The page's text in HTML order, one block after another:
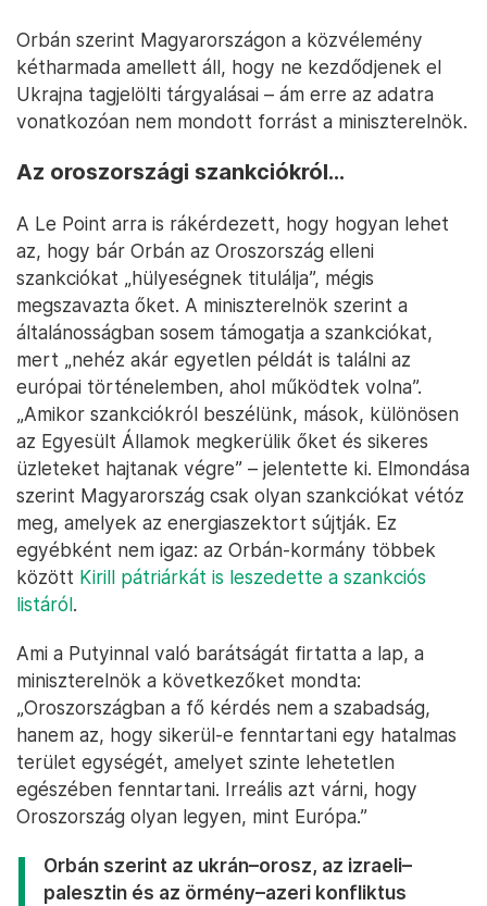
Orbán szerint Magyarországon a közvélemény
kétharmada amellett áll, hogy ne kezdődjenek el
Ukrajna tagjelölti tárgyalásai – ám erre az adatra
vonatkozóan nem mondott forrást a miniszterelnök.
Az oroszországi szankciókról…
A Le Point arra is rákérdezett, hogy hogyan lehet
az, hogy bár Orbán az Oroszország elleni
szankciókat „hülyeségnek titulálja”, mégis
megszavazta őket. A miniszterelnök szerint a
általánosságban sosem támogatja a szankciókat,
mert „nehéz akár egyetlen példát is találni az
európai történelemben, ahol működtek volna”.
„Amikor szankciókról beszélünk, mások, különösen
az Egyesült Államok megkerülik őket és sikeres
üzleteket hajtanak végre” – jelentette ki. Elmondása
szerint Magyarország csak olyan szankciókat vétóz
meg, amelyek az energiaszektort sújtják. Ez
egyébként nem igaz: az Orbán-kormány többek
között Kirill pátriárkát is leszedette a szankciós
listáról.
Ami a Putyinnal való barátságát firtatta a lap, a
miniszterelnök a következőket mondta:
„Oroszországban a fő kérdés nem a szabadság,
hanem az, hogy sikerül-e fenntartani egy hatalmas
terület egységét, amelyet szinte lehetetlen
egészében fenntartani. Irreális azt várni, hogy
Oroszország olyan legyen, mint Európa.”
Orbán szerint az ukrán–orosz, az izraeli–
palesztin és az örmény–azeri konfliktus